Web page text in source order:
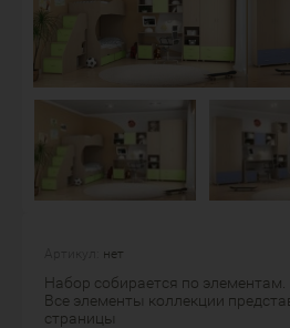
нет
Набор собирается по элементам.
Все элементы коллекции
страницы